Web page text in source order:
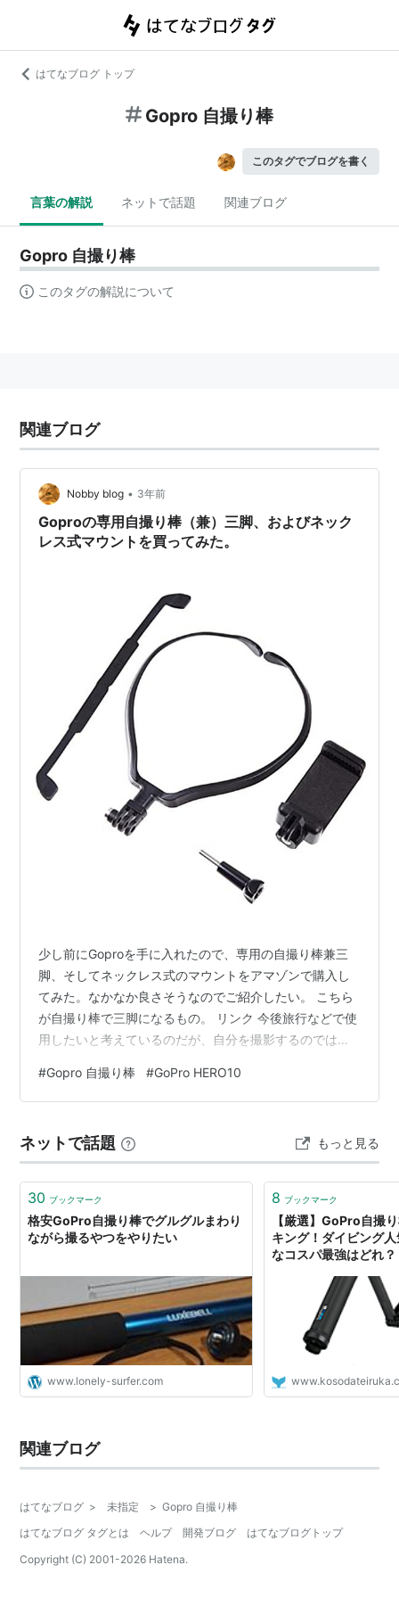
はてなブログ トップ
Gopro 自撮り棒
このタグでブログを書く
言葉の解説 ネットで話題 関連ブログ
Gopro 自撮り棒
このタグの解説について
関連ブログ
Nobby blog • 3年前
Goproの専用自撮り棒（兼）三脚、およびネック
レス式マウントを買ってみた。
少し前にGoproを手に入れたので、専用の自撮り棒兼三
脚、そしてネックレス式のマウントをアマゾンで購入し
てみた。なかなか良さそうなのでご紹介したい。 こちら
が自撮り棒で三脚になるもの。 リンク 今後旅行などで使
用したいと考えているのだが、自分を撮影するのではな
の、そして三脚として置いて撮影ができればよいなあと
思っていた。 三脚にするとこんな感じだ。 自撮り棒とし
度は伸ばすことができるし、三脚としてテーブルの上に
おくにはちょうど良い。 そして、もう一つが下の首回り
につけるマウントだ。これを付ける…
#Gopro 自撮り棒 #GoPro HERO10
ネットで話題 もっと見る
30 ブックマーク
格安GoPro自撮り棒でグルグルまわり
ながら撮るやつをやりたい
www.lonely-surfer.com
8 ブックマーク
【厳選】GoPro自撮
キング！ダイビング
なコスパ最強はどれ？
関連ブログ
はてなブログ > 未指定 > Gopro 自撮り棒
はてなブログ タグとは
ヘルプ 開発ブログ
はてなブログトップ
Copyright (C) 2001-2026 Hatena.